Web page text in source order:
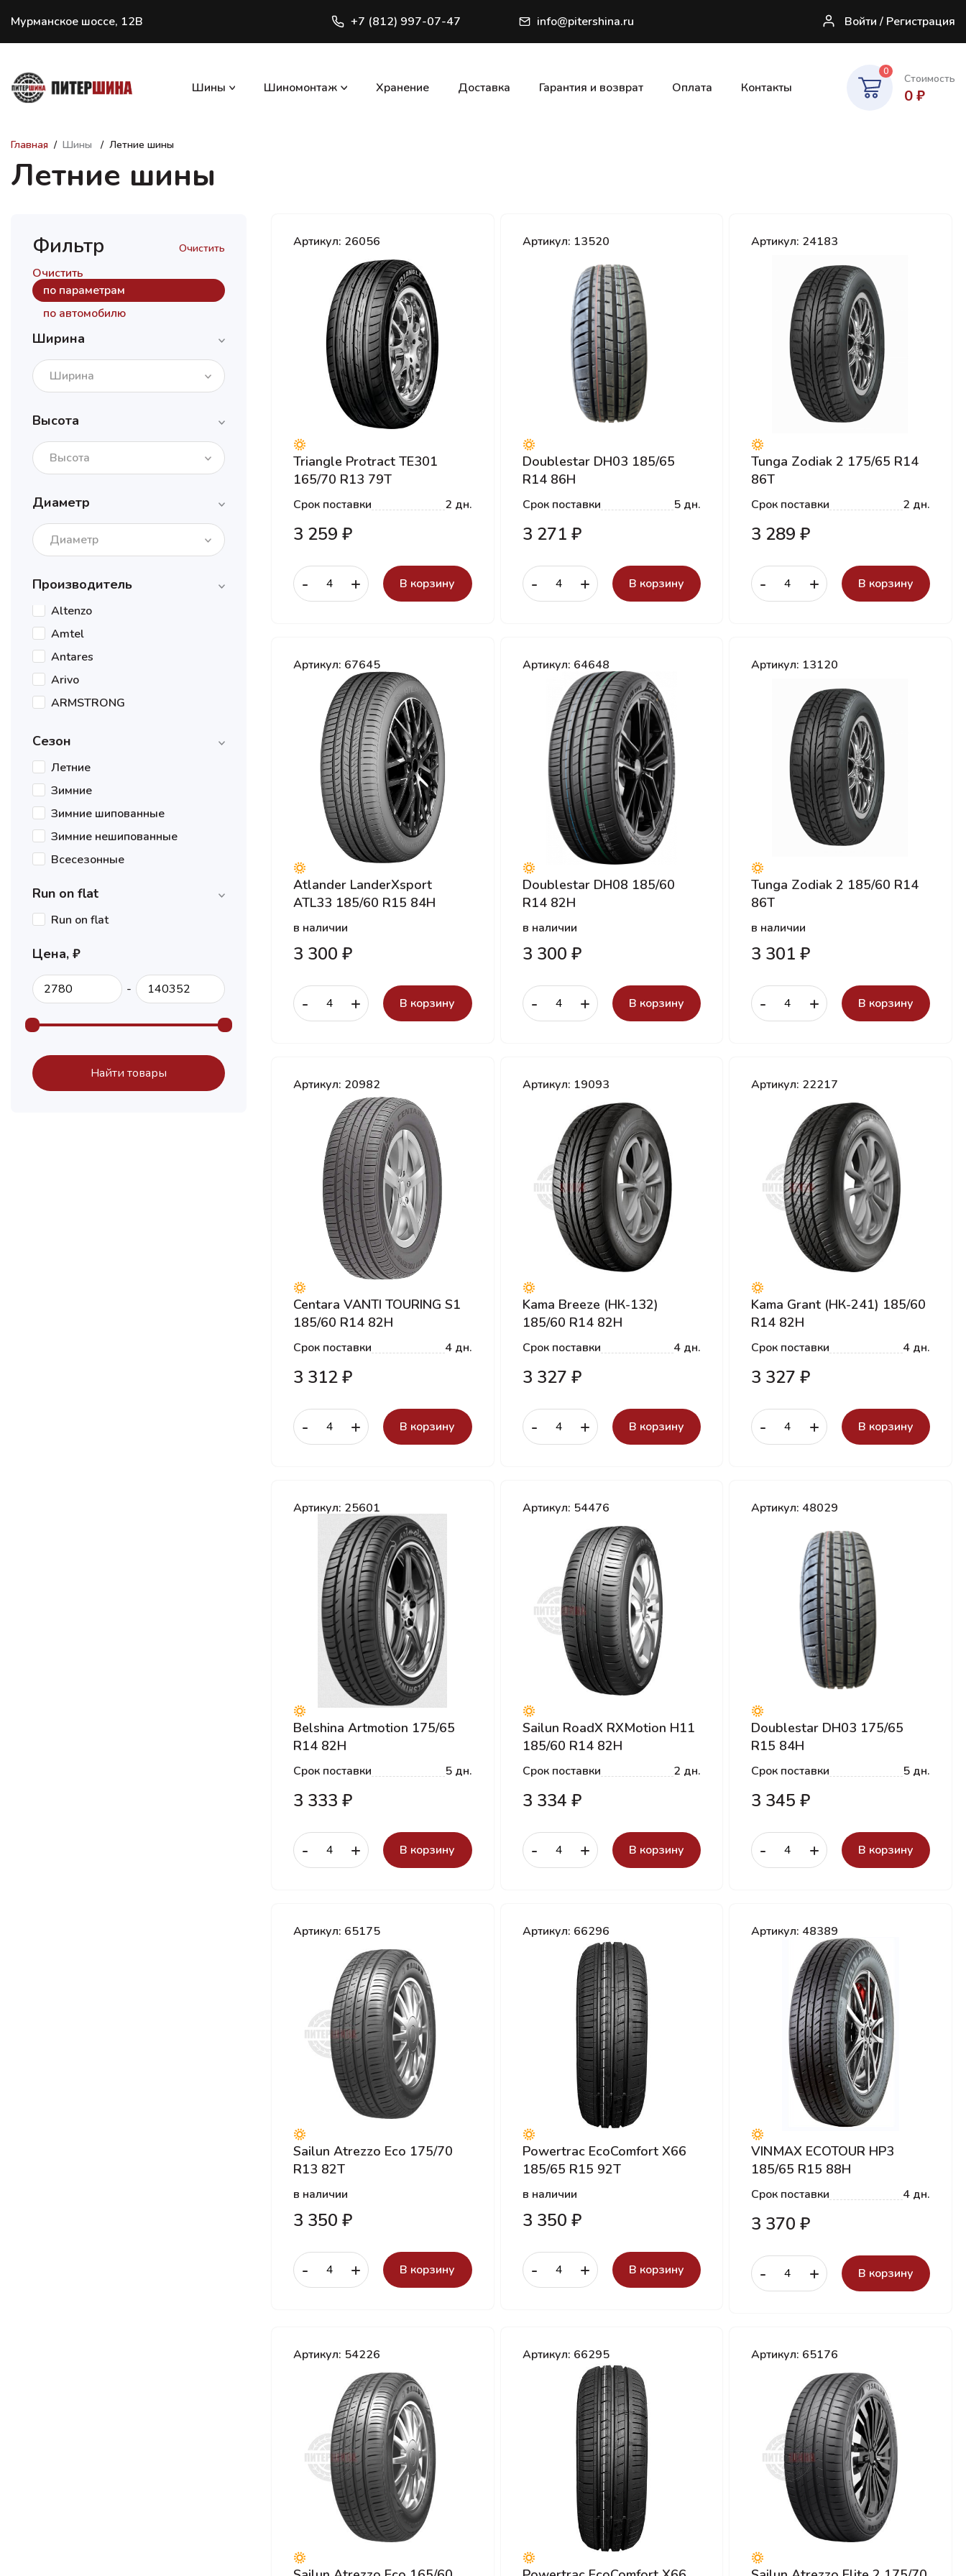
Мурманское шоссе, 12В +7 (812) 997-07-47 info@pitershina.ru Войти / Регистрация
Шины Шиномонтаж Хранение Доставка Гарантия и возврат Оплата Контакты
0
Стоимость
0₽
Главная Шины Летние шины
Летние шины
Фильтр Очистить
Очистить
по параметрам
по автомобилю
Ширина
Ширина
Высота
Высота
Диаметр
Диаметр
Производитель
Altenzo
Amtel
Antares
Arivo
ARMSTRONG
Attar
BAREZ
Bars
Barum
Belshina
BFGoodrich
COMFORSER
Compasal
Continental
Contyre
DELINTE
DOUBLECOIN
Сезон
Летние
Зимние
Зимние шипованные
Зимние нешипованные
Всесезонные
Run on flat
Run on flat
Цена, ₽
-
Найти товары
Артикул: 26056
Triangle Protract TE301
165/70 R13 79T
Срок поставки 2 дн.
3 259 ₽
- + В корзину
Артикул: 13520
Doublestar DH03 185/65
R14 86H
Срок поставки 5 дн.
3 271 ₽
- + В корзину
Артикул: 24183
Tunga Zodiak 2 175/65 R14
86T
Срок поставки 2 дн.
3 289 ₽
- + В корзину
Артикул: 67645
Atlander LanderXsport
ATL33 185/60 R15 84H
в наличии
3 300 ₽
- + В корзину
Артикул: 64648
Doublestar DH08 185/60
R14 82H
в наличии
3 300 ₽
- + В корзину
Артикул: 13120
Tunga Zodiak 2 185/60 R14
86T
в наличии
3 301 ₽
- + В корзину
Артикул: 20982
Centara VANTI TOURING S1
185/60 R14 82H
Срок поставки 4 дн.
3 312 ₽
- + В корзину
Артикул: 19093
Kama Breeze (НК-132)
185/60 R14 82H
Срок поставки 4 дн.
3 327 ₽
- + В корзину
Артикул: 22217
Kama Grant (НК-241) 185/60
R14 82H
Срок поставки 4 дн.
3 327 ₽
- + В корзину
Артикул: 25601
Belshina Artmotion 175/65
R14 82H
Срок поставки 5 дн.
3 333 ₽
- + В корзину
Артикул: 54476
Sailun RoadX RXMotion H11
185/60 R14 82H
Срок поставки 2 дн.
3 334 ₽
- + В корзину
Артикул: 48029
Doublestar DH03 175/65
R15 84H
Срок поставки 5 дн.
3 345 ₽
- + В корзину
Артикул: 65175
Sailun Atrezzo Eco 175/70
R13 82T
в наличии
3 350 ₽
- + В корзину
Артикул: 66296
Powertrac EcoComfort X66
185/65 R15 92T
в наличии
3 350 ₽
- + В корзину
Артикул: 48389
VINMAX ECOTOUR HP3
185/65 R15 88H
Срок поставки 4 дн.
3 370 ₽
- + В корзину
Артикул: 54226 Артикул: 66295 Артикул: 65176